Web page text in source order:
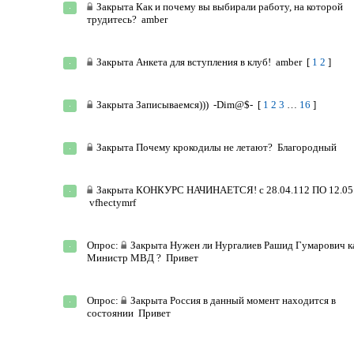
ЗакрытаКак и почему вы выбирали работу, на которой
трудитесь? amber
ЗакрытаАнкета для вступления в клуб! amber [ 1 2 ]
ЗакрытаЗаписываемся))) -Dim@$- [ 1 2 3 … 16 ]
ЗакрытаПочему крокодилы не летают? Благородный
ЗакрытаКОНКУРС НАЧИНАЕТСЯ! с 28.04.112 ПО
vfhectymrf
Опрос: ЗакрытаНужен ли Нургалиев Рашид Гумарович
Министр МВД ? Привет
Опрос: ЗакрытаРоссия в данный момент находится в
состоянии Привет